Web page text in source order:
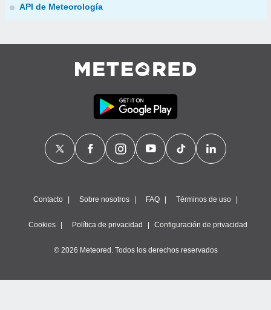
API de Meteorología
Contacto Sobre nosotros FAQ Términos de uso
Cookies Política de privacidad Configuración de privacidad
© 2026 Meteored. Todos los derechos reservados